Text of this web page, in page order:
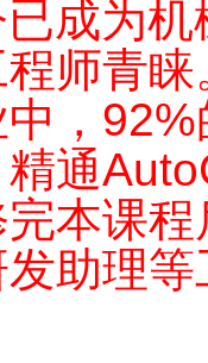
成为
师青
， 92%
通
本课
助理等